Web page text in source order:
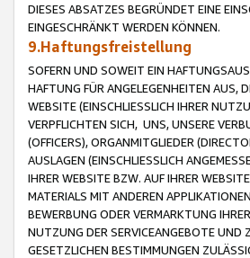
DIESES ABSATZES BEGRÜNDET EINE
EINGESCHRÄNKT WERDEN KÖNNEN.
9.Haftungsfreistellung
SOFERN UND SOWEIT EIN
HAFTUNG FÜR ANGELEGENHEITEN AUS,
WEBSITE (EINSCHLIESSLICH IHRER
VERPFLICHTEN SICH, UNS, UNSERE
(OFFICERS), ORGANMITGLIEDER
AUSLAGEN (EINSCHLIESSLICH
IHRER WEBSITE BZW. AUF IHRER
MATERIALS MIT ANDEREN
BEWERBUNG ODER VERMARKTUNG
NUTZUNG DER SERVICEANGEBOTE UND
GESETZLICHEN BESTIMMUNGEN